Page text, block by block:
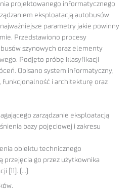
projektowanego informatycznego
eksploatacją autobusów
parametry jakie powinny
Przedstawiono procesy
szynowych oraz elementy
Podjęto próbę klasyfikacji
Opisano system informatyczny,
funkcjonalność i architekturę oraz
zarządzanie eksploatacją
bazy pojęciowej i zakresu
obiektu technicznego
przejęcia go przez użytkownika
[11]. (…)